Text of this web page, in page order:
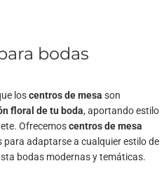
bodas
loscentros de mesa son
floral de tu boda, aportando estilo
Ofrecemoscentros de mesa
para adaptarse a cualquier estilo de
bodas modernas y temáticas.